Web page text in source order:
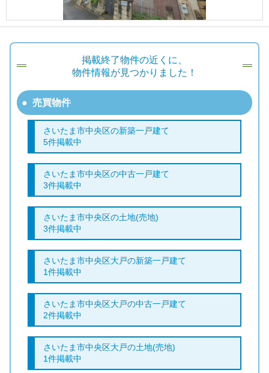
掲載終了物件の近くに、
物件情報が見つかりました！
売買物件
さいたま市中央区の新築一戸建て
5件掲載中
さいたま市中央区の中古一戸建て
3件掲載中
さいたま市中央区の土地(売地)
3件掲載中
さいたま市中央区大戸の新築一戸建て
1件掲載中
さいたま市中央区大戸の中古一戸建て
2件掲載中
さいたま市中央区大戸の土地(売地)
1件掲載中